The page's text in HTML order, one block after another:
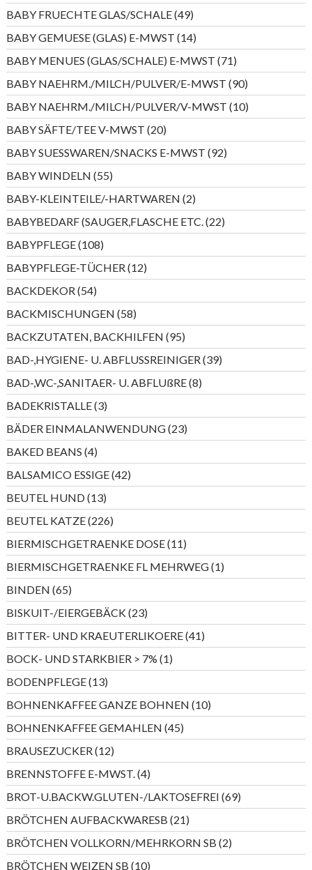
Produkte
BABY FRUECHTE GLAS/SCHALE 4949
Produkte
BABY GEMUESE (GLAS) E-MWST 1414
Produkte
BABY MENUES (GLAS/SCHALE) E-MWST 7171
Produkte
BABY NAEHRM./MILCH/PULVER/E-MWST 9090
Produkte
BABY NAEHRM./MILCH/PULVER/V-MWST 1010
Produkte
BABY SÄFTE/TEE V-MWST 2020
Produkte
BABY SUESSWAREN/SNACKS E-MWST 9292
Produkte
BABY WINDELN 5555
Produkte
BABY-KLEINTEILE/-HARTWAREN 22
Produkte
BABYBEDARF (SAUGER,FLASCHE ETC. 2222
Produkte
BABYPFLEGE 108108
Produkte
BABYPFLEGE-TÜCHER 1212
Produkte
BACKDEKOR 5454
Produkte
BACKMISCHUNGEN 5858
Produkte
BACKZUTATEN, BACKHILFEN 9595
Produkte
BAD-,HYGIENE- U. ABFLUSSREINIGER 3939
Produkte
BAD-,WC-,SANITAER- U. ABFLUßRE 88
Produkte
BADEKRISTALLE 33
Produkte
BÄDER EINMALANWENDUNG 2323
Produkte
BAKED BEANS 44
Produkte
BALSAMICO ESSIGE 4242
Produkte
BEUTEL HUND 1313
Produkte
BEUTEL KATZE 226226
Produkte
BIERMISCHGETRAENKE DOSE 1111
Produkte
BIERMISCHGETRAENKE FL MEHRWEG 11
Produkt
BINDEN 6565
Produkte
BISKUIT-/EIERGEBÄCK 2323
Produkte
BITTER- UND KRAEUTERLIKOERE 4141
Produkte
BOCK- UND STARKBIER > 7% 11
Produkt
BODENPFLEGE 1313
Produkte
BOHNENKAFFEE GANZE BOHNEN 1010
Produkte
BOHNENKAFFEE GEMAHLEN 4545
Produkte
BRAUSEZUCKER 1212
Produkte
BRENNSTOFFE E-MWST. 44
Produkte
BROT-U.BACKW.GLUTEN-/LAKTOSEFREI 6969
Produkte
BRÖTCHEN AUFBACKWARESB 2121
Produkte
BRÖTCHEN VOLLKORN/MEHRKORN SB 22
Produkte
BRÖTCHEN WEIZEN SB 1010